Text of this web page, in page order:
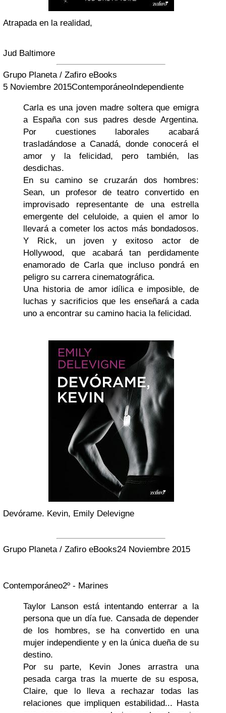
Atrapada en la realidad,
Jud Baltimore
Grupo Planeta / Zafiro eBooks
5 Noviembre 2015ContemporáneoIndependiente
Carla es una joven madre soltera que emigra
a España con sus padres desde Argentina.
Por cuestiones laborales acabará
trasladándose a Canadá, donde conocerá el
amor y la felicidad, pero también, las
desdichas.
En su camino se cruzarán dos hombres:
Sean, un profesor de teatro convertido en
improvisado representante de una estrella
emergente del celuloide, a quien el amor lo
llevará a cometer los actos más bondadosos.
Y Rick, un joven y exitoso actor de
Hollywood, que acabará tan perdidamente
enamorado de Carla que incluso pondrá en
peligro su carrera cinematográfica.
Una historia de amor idílica e imposible, de
luchas y sacrificios que les enseñará a cada
uno a encontrar su camino hacia la felicidad.
Devórame. Kevin, Emily Delevigne
Grupo Planeta / Zafiro eBooks24 Noviembre 2015
Contemporáneo2º - Marines
Taylor Lanson está intentando enterrar a la
persona que un día fue. Cansada de depender
de los hombres, se ha convertido en una
mujer independiente y en la única dueña de su
destino.
Por su parte, Kevin Jones arrastra una
pesada carga tras la muerte de su esposa,
Claire, que lo lleva a rechazar todas las
relaciones que impliquen estabilidad... Hasta